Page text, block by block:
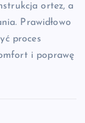
ortez, a
Prawidłowo
proces
i poprawę